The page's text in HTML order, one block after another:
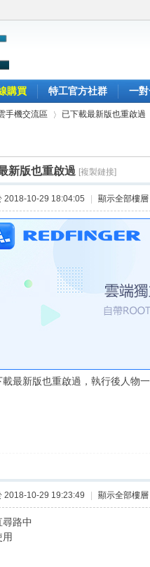
購買 特工官方社群 一
手機交流區
›
已下載最新版也重啟過
新版也重啟過 [複製鏈接]
2018-10-29 18:04:05 顯示全部樓層
載最新版也重啟過，執行後人物
2018-10-29 19:23:49 顯示全部樓層
路中